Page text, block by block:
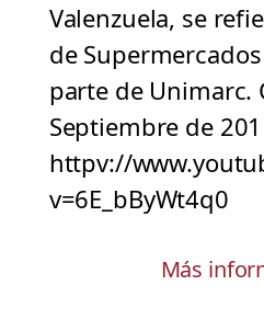
Valenzuela, se
de
parte de Unimarc.
Septiembre de
httpv://
v=6E_bByWt4q0
Más